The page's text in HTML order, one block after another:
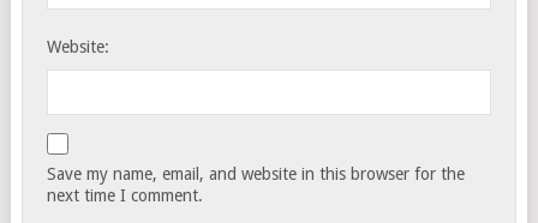
Website:
Save my name, email, and website in this browser for the
next time I comment.